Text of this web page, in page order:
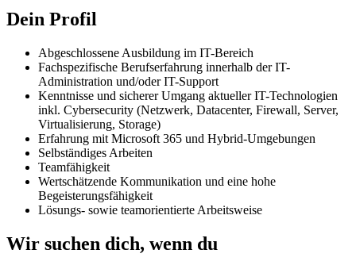
Dein Profil
Abgeschlossene Ausbildung im IT-Bereich
Fachspezifische Berufserfahrung innerhalb der IT-
Administration und/oder IT-Support
Kenntnisse und sicherer Umgang aktueller IT-Technologien
inkl. Cybersecurity (Netzwerk, Datacenter, Firewall, Server,
Virtualisierung, Storage)
Erfahrung mit Microsoft 365 und Hybrid-Umgebungen
Selbständiges Arbeiten
Teamfähigkeit
Wertschätzende Kommunikation und eine hohe
Begeisterungsfähigkeit
Lösungs- sowie teamorientierte Arbeitsweise
Wir suchen dich, wenn du